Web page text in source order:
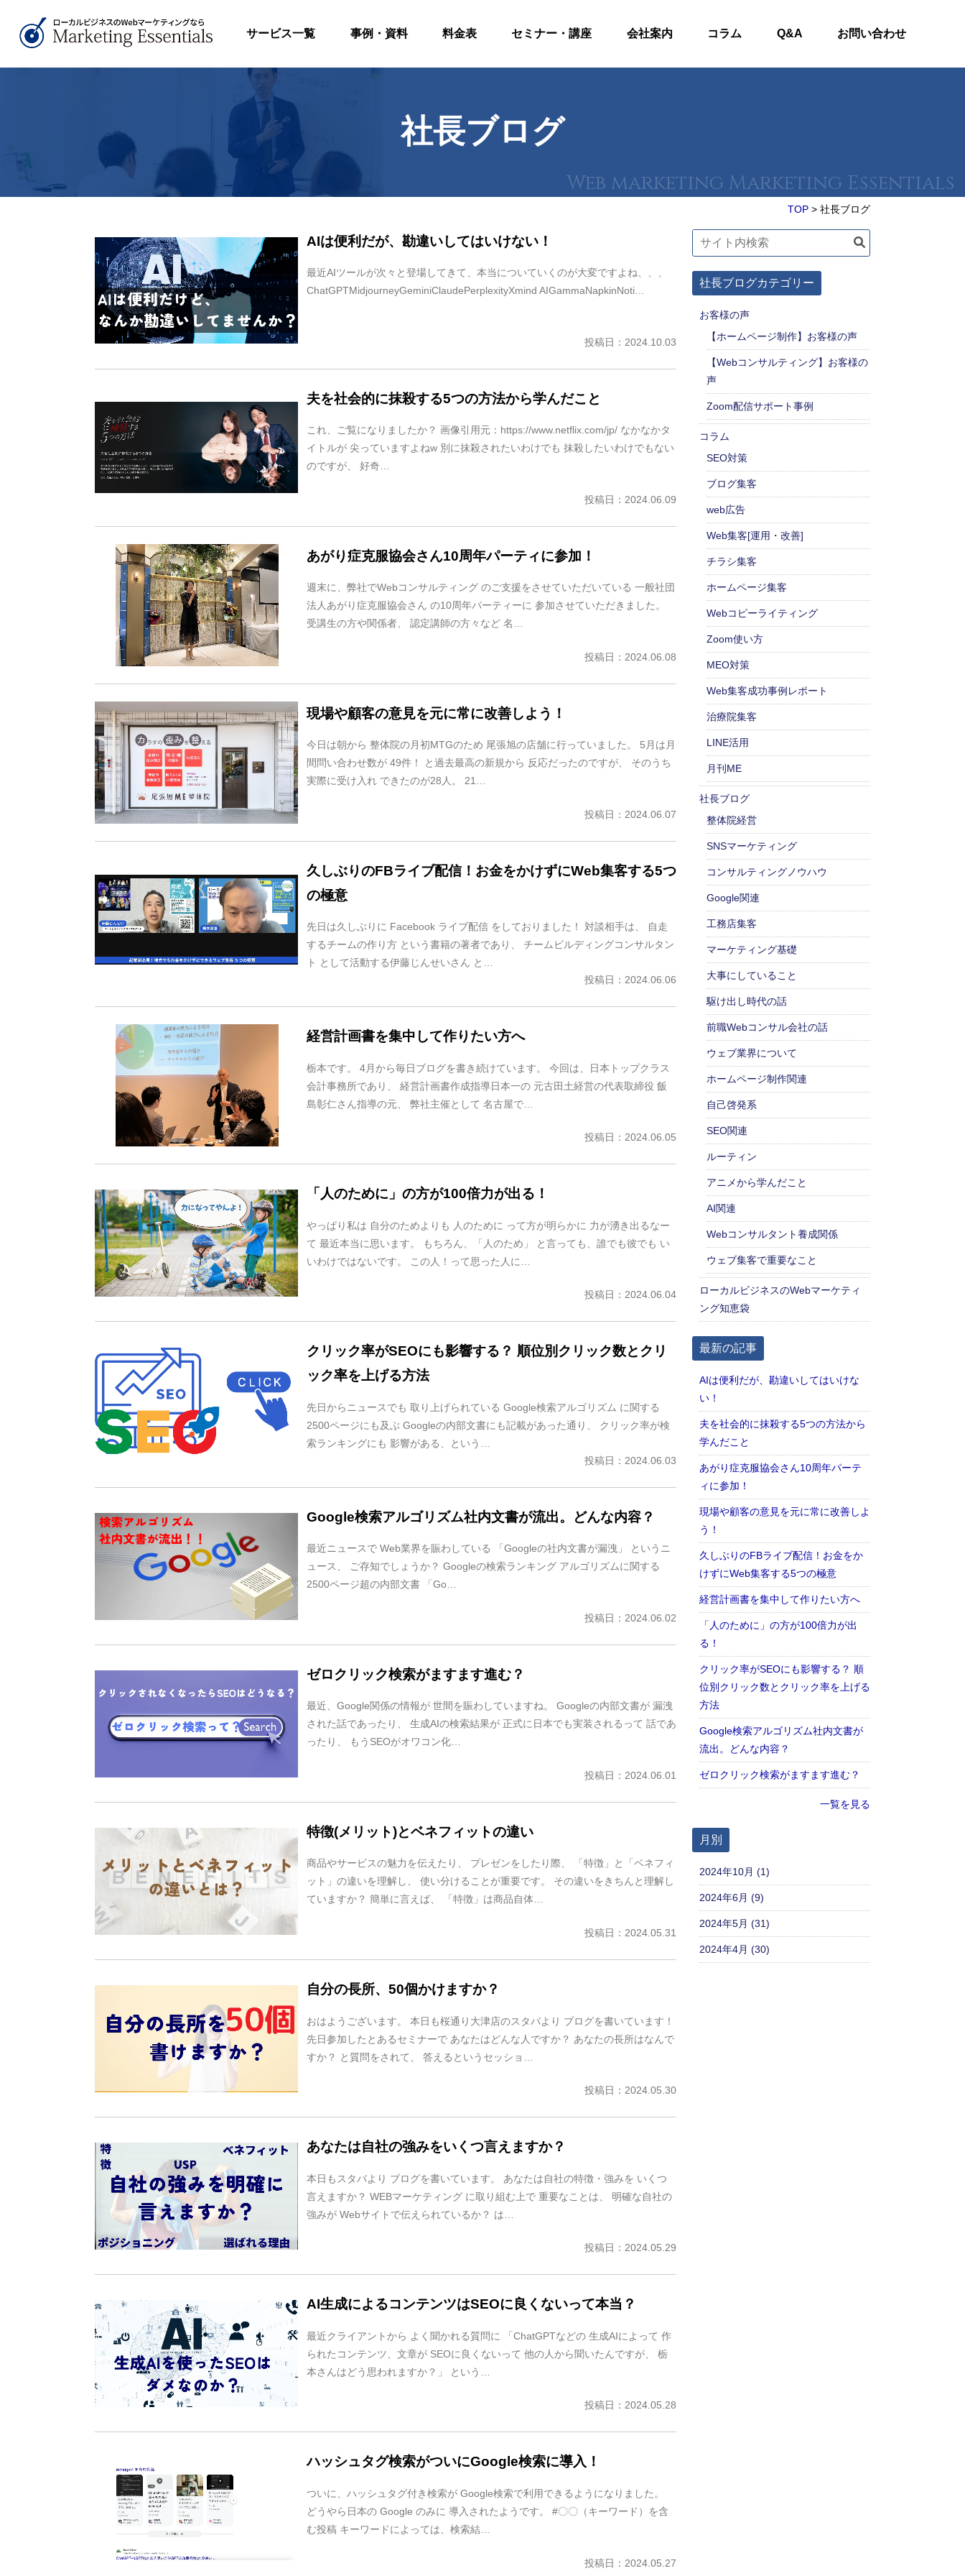
サービス一覧 事例・資料 料金表 セミナー・講座 会社案内 コラム Q&A お問い合わせ
社長ブログ
TOP > 社長ブログ
AIは便利だが、勘違いしてはいけない！
最近AIツールが次々と登場してきて、本当についていくのが大変ですよね、、、
ChatGPTMidjourneyGeminiClaudePerplexityXmind AIGammaNapkinNoti…
投稿日：2024.10.03
夫を社会的に抹殺する5つの方法から学んだこと
これ、ご覧になりましたか？ 画像引用元：https://www.netflix.com/jp/ なかなかタ
イトルが 尖っていますよねw 別に抹殺されたいわけでも 抹殺したいわけでもない
のですが、 好奇…
投稿日：2024.06.09
あがり症克服協会さん10周年パーティに参加！
週末に、弊社でWebコンサルティング のご支援をさせていただいている 一般社団
法人あがり症克服協会さん の10周年パーティーに 参加させていただきました。
受講生の方や関係者、 認定講師の方々など 名…
投稿日：2024.06.08
現場や顧客の意見を元に常に改善しよう！
今日は朝から 整体院の月初MTGのため 尾張旭の店舗に行っていました。 5月は月
間問い合わせ数が 49件！ と過去最高の新規から 反応だったのですが、 そのうち
実際に受け入れ できたのが28人。 21…
投稿日：2024.06.07
久しぶりのFBライブ配信！お金をかけずにWeb集客する5つ
の極意
先日は久しぶりに Facebook ライブ配信 をしておりました！ 対談相手は、 自走
するチームの作り方 という書籍の著者であり、 チームビルディングコンサルタン
ト として活動する伊藤じんせいさん と…
投稿日：2024.06.06
経営計画書を集中して作りたい方へ
栃本です。 4月から毎日ブログを書き続けています。 今回は、日本トップクラス
会計事務所であり、 経営計画書作成指導日本一の 元古田土経営の代表取締役 飯
島彰仁さん指導の元、 弊社主催として 名古屋で…
投稿日：2024.06.05
「人のために」の方が100倍力が出る！
やっぱり私は 自分のためよりも 人のために って方が明らかに 力が湧き出るなー
て 最近本当に思います。 もちろん、「人のため」 と言っても、誰でも彼でも い
いわけではないです。 この人！って思った人に…
投稿日：2024.06.04
クリック率がSEOにも影響する？ 順位別クリック数とクリ
ック率を上げる方法
先日からニュースでも 取り上げられている Google検索アルゴリズム に関する
2500ページにも及ぶ Googleの内部文書にも記載があった通り、 クリック率が検
索ランキングにも 影響がある、という…
投稿日：2024.06.03
Google検索アルゴリズム社内文書が流出。どんな内容？
最近ニュースで Web業界を賑わしている 「Googleの社内文書が漏洩」 というニ
ュース、 ご存知でしょうか？ Googleの検索ランキング アルゴリズムに関する
2500ページ超の内部文書 「Go…
投稿日：2024.06.02
ゼロクリック検索がますます進む？
最近、Google関係の情報が 世間を賑わしていますね。 Googleの内部文書が 漏洩
された話であったり、 生成AIの検索結果が 正式に日本でも実装されるって 話であ
ったり、 もうSEOがオワコン化…
投稿日：2024.06.01
特徴(メリット)とベネフィットの違い
商品やサービスの魅力を伝えたり、 プレゼンをしたり際、 「特徴」と「ベネフィ
ット」の違いを理解し、 使い分けることが重要です。 その違いをきちんと理解し
ていますか？ 簡単に言えば、 「特徴」は商品自体…
投稿日：2024.05.31
自分の長所、50個かけますか？
おはようございます。 本日も桜通り大津店のスタバより ブログを書いています！
先日参加したとあるセミナーで あなたはどんな人ですか？ あなたの長所はなんで
すか？ と質問をされて、 答えるというセッショ…
投稿日：2024.05.30
あなたは自社の強みをいくつ言えますか？
本日もスタバより ブログを書いています。 あなたは自社の特徴・強みを いくつ
言えますか？ WEBマーケティング に取り組む上で 重要なことは、 明確な自社の
強みが Webサイトで伝えられているか？ は…
投稿日：2024.05.29
AI生成によるコンテンツはSEOに良くないって本当？
最近クライアントから よく聞かれる質問に 「ChatGPTなどの 生成AIによって 作
られたコンテンツ、文章が SEOに良くないって 他の人から聞いたんですが、 栃
本さんはどう思われますか？」 という…
投稿日：2024.05.28
ハッシュタグ検索がついにGoogle検索に導入！
ついに、ハッシュタグ付き検索が Google検索で利用できるようになりました。
どうやら日本の Google のみに 導入されたようです。 #〇〇（キーワード）を含
む投稿 キーワードによっては、検索結…
投稿日：2024.05.27
社長ブログカテゴリー
お客様の声
【ホームページ制作】お客様の声
【Webコンサルティング】お客様の
声
Zoom配信サポート事例
コラム
SEO対策
ブログ集客
web広告
Web集客[運用・改善]
チラシ集客
ホームページ集客
Webコピーライティング
Zoom使い方
MEO対策
Web集客成功事例レポート
治療院集客
LINE活用
月刊ME
社長ブログ
整体院経営
SNSマーケティング
コンサルティングノウハウ
Google関連
工務店集客
マーケティング基礎
大事にしていること
駆け出し時代の話
前職Webコンサル会社の話
ウェブ業界について
ホームページ制作関連
自己啓発系
SEO関連
ルーティン
アニメから学んだこと
AI関連
Webコンサルタント養成関係
ウェブ集客で重要なこと
ローカルビジネスのWebマーケティ
ング知恵袋
最新の記事
AIは便利だが、勘違いしてはいけな
い！
夫を社会的に抹殺する5つの方法から
学んだこと
あがり症克服協会さん10周年パーテ
ィに参加！
現場や顧客の意見を元に常に改善しよ
う！
久しぶりのFBライブ配信！お金をか
けずにWeb集客する5つの極意
経営計画書を集中して作りたい方へ
「人のために」の方が100倍力が出
る！
クリック率がSEOにも影響する？ 順
位別クリック数とクリック率を上げる
方法
Google検索アルゴリズム社内文書が
流出。どんな内容？
ゼロクリック検索がますます進む？
一覧を見る
月別
2024年10月 (1)
2024年6月 (9)
2024年5月 (31)
2024年4月 (30)